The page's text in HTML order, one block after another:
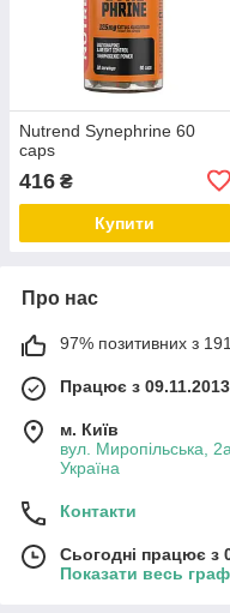
Nutrend Synephrine 60
caps
416 ₴
Купити
Про нас
97% позитивних з 191
Працює з 09.11.2013
м. Київ
вул. Миропільська,
Україна
Контакти
Сьогодні працює з
Показати весь